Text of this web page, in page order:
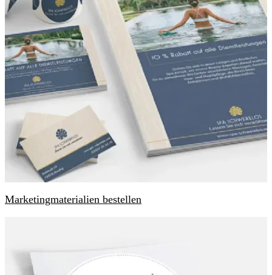
Marketingmaterialien bestellen